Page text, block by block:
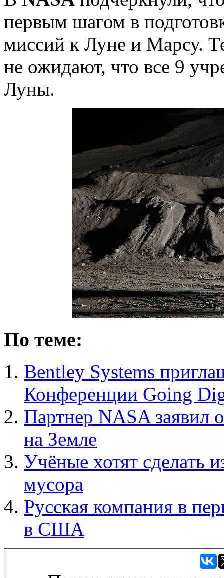
первым шагом в
миссий к Луне и Марсу.
не ожидают, что все 9
Луны.
По теме:
Bentley Systems
Конференции Going
Партнер NASA заявил
на Земле
Учёные хотят сделать
мусора
Русская компания в
в США